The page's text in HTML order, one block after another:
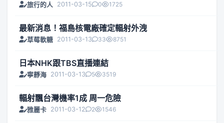
旅行的人 2011-03-15 0 1725
最新消息！福島核電廠確定輻射外洩
草莓軟糖 2011-03-13 33 8751
日本NHK跟TBS直播連結
寧靜海 2011-03-13 5 3519
輻射飄台灣機率1成 周一危險
雅麗卡 2011-03-12 2 1546